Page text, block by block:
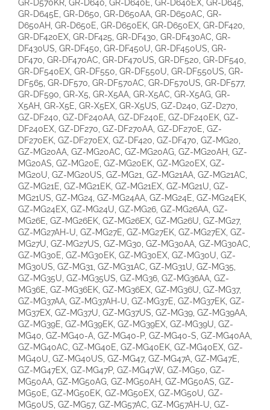
GR-D570KR, GR-D640, GR-D640E, GR-D640EX, GR-D645,
GR-D645E, GR-D650, GR-D650AA, GR-D650AC, GR-
D650AH, GR-D650E, GR-D650EK, GR-D650EX, GR-DF420,
GR-DF420EX, GR-DF425, GR-DF430, GR-DF430AC, GR-
DF430US, GR-DF450, GR-DF450U, GR-DF450US, GR-
DF470, GR-DF470AC, GR-DF470US, GR-DF520, GR-DF540,
GR-DF540EX, GR-DF550, GR-DF550U, GR-DF550US, GR-
DF565, GR-DF570, GR-DF570AC, GR-DF570US, GR-DF577,
GR-DF590, GR-X5, GR-X5AA, GR-X5AC, GR-X5AG, GR-
X5AH, GR-X5E, GR-X5EX, GR-X5US, GZ-D240, GZ-D270,
GZ-DF240, GZ-DF240AA, GZ-DF240E, GZ-DF240EK, GZ-
DF240EX, GZ-DF270, GZ-DF270AA, GZ-DF270E, GZ-
DF270EK, GZ-DF270EX, GZ-DF420, GZ-DF470, GZ-MG20,
GZ-MG20AA, GZ-MG20AC, GZ-MG20AG, GZ-MG20AH, GZ-
MG20AS, GZ-MG20E, GZ-MG20EK, GZ-MG20EX, GZ-
MG20U, GZ-MG20US, GZ-MG21, GZ-MG21AA, GZ-MG21AC,
GZ-MG21E, GZ-MG21EK, GZ-MG21EX, GZ-MG21U, GZ-
MG21US, GZ-MG24, GZ-MG24AA, GZ-MG24E, GZ-MG24EK,
GZ-MG24EX, GZ-MG24U, GZ-MG26, GZ-MG26AA, GZ-
MG26E, GZ-MG26EK, GZ-MG26EX, GZ-MG26U, GZ-MG27,
GZ-MG27AH-U, GZ-MG27E, GZ-MG27EK, GZ-MG27EX, GZ-
MG27U, GZ-MG27US, GZ-MG30, GZ-MG30AA, GZ-MG30AC,
GZ-MG30E, GZ-MG30EK, GZ-MG30EX, GZ-MG30U, GZ-
MG30US, GZ-MG31, GZ-MG31AC, GZ-MG31U, GZ-MG35,
GZ-MG35U, GZ-MG35US, GZ-MG36, GZ-MG36AA, GZ-
MG36E, GZ-MG36EK, GZ-MG36EX, GZ-MG36U, GZ-MG37,
GZ-MG37AA, GZ-MG37AH-U, GZ-MG37E, GZ-MG37EK, GZ-
MG37EX, GZ-MG37U, GZ-MG37US, GZ-MG39, GZ-MG39AA,
GZ-MG39E, GZ-MG39EK, GZ-MG39EX, GZ-MG39U, GZ-
MG40, GZ-MG40-A, GZ-MG40-P, GZ-MG40-S, GZ-MG40AA,
GZ-MG40AC, GZ-MG40E, GZ-MG40EK, GZ-MG40EX, GZ-
MG40U, GZ-MG40US, GZ-MG47, GZ-MG47A, GZ-MG47E,
GZ-MG47EX, GZ-MG47P, GZ-MG47W, GZ-MG50, GZ-
MG50AA, GZ-MG50AG, GZ-MG50AH, GZ-MG50AS, GZ-
MG50E, GZ-MG50EK, GZ-MG50EX, GZ-MG50U, GZ-
MG50US, GZ-MG57, GZ-MG57AC, GZ-MG57AH-U, GZ-